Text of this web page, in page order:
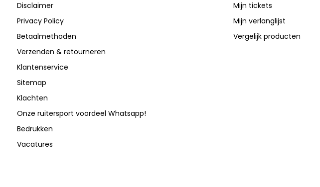
Disclaimer
Privacy Policy
Betaalmethoden
Verzenden & retourneren
Klantenservice
Sitemap
Klachten
Onze ruitersport voordeel Whatsapp!
Bedrukken
Vacatures
Mijn tickets
Mijn verlanglijst
Vergelijk producten